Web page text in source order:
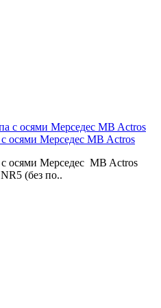
осями Мерседес MB Actros
осями Мерседес MB Actros
(без по..